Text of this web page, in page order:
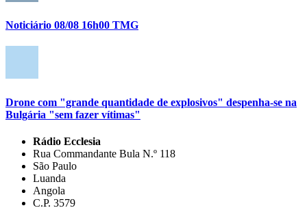
Noticiário 08/08 16h00 TMG
Drone com "grande quantidade de explosivos" despenha-se na
Bulgária "sem fazer vítimas"
Rádio Ecclesia
Rua Commandante Bula N.º 118
São Paulo
Luanda
Angola
C.P. 3579